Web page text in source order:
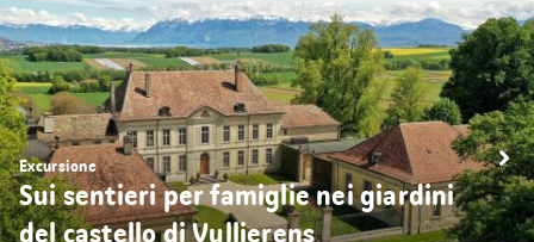
Excursione
Sui sentieri per famiglie nei giardini
del castello di Vullierens